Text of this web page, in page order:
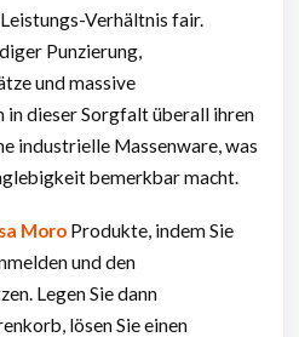
Verhältnis fair.
Punzierung,
und massive
in dieser Sorgfalt überall ihren
industrielle Massenware, was
bemerkbar macht.
Moro Produkte, indem Sie
und den
Legen Sie dann
lösen Sie einen